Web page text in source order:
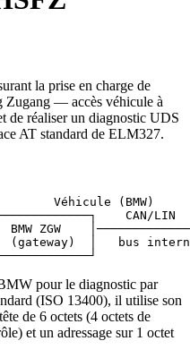
la prise en charge de
— accès véhicule à
de réaliser un diagnostic UDS
AT standard de ELM327.
Véhicule (BMW)
CAN/LIN
ZGW
│   bus
pour le diagnostic par
(ISO 13400), il utilise son
de 6 octets (4 octets de
et un adressage sur 1 octet